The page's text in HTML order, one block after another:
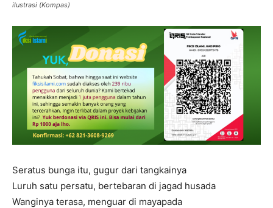
ilustrasi (Kompas)
Seratus bunga itu, gugur dari tangkainya
Luruh satu persatu, bertebaran di jagad husada
Wanginya terasa, menguar di mayapada